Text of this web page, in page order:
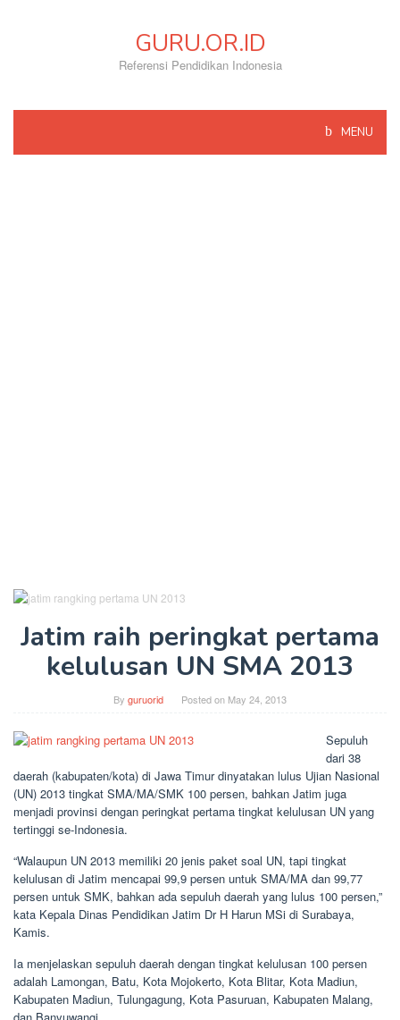
GURU.OR.ID
Referensi Pendidikan Indonesia
MENU
Jatim raih peringkat pertama
kelulusan UN SMA 2013
By guruorid Posted on May 24, 2013
Sepuluh
dari 38
daerah (kabupaten/kota) di Jawa Timur dinyatakan lulus Ujian Nasional
(UN) 2013 tingkat SMA/MA/SMK 100 persen, bahkan Jatim juga
menjadi provinsi dengan peringkat pertama tingkat kelulusan UN yang
tertinggi se-Indonesia.
“Walaupun UN 2013 memiliki 20 jenis paket soal UN, tapi tingkat
kelulusan di Jatim mencapai 99,9 persen untuk SMA/MA dan 99,77
persen untuk SMK, bahkan ada sepuluh daerah yang lulus 100 persen,”
kata Kepala Dinas Pendidikan Jatim Dr H Harun MSi di Surabaya,
Kamis.
Ia menjelaskan sepuluh daerah dengan tingkat kelulusan 100 persen
adalah Lamongan, Batu, Kota Mojokerto, Kota Blitar, Kota Madiun,
Kabupaten Madiun, Tulungagung, Kota Pasuruan, Kabupaten Malang,